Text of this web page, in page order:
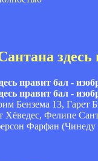
здесь
Бензема 13,
Хёведес, Фелипе
Фарфан (Чинеду